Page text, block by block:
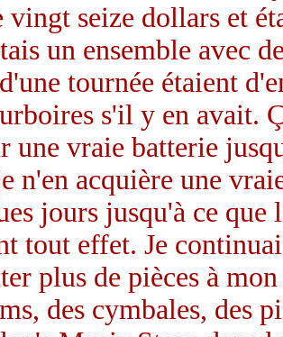
vingt seize dollars et
un ensemble avec
tournée étaient
s'il y en avait.
une vraie batterie
n'en acquière une
jours jusqu'à ce
tout effet. Je
plus de pièces à
des cymbales, des